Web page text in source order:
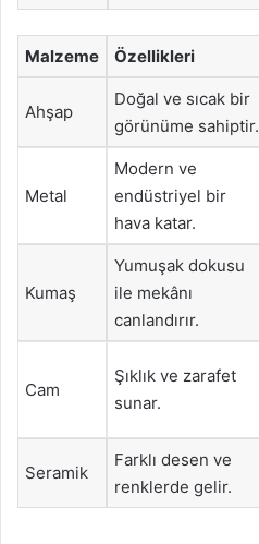
Malzeme Özellikleri
Ahşap
Doğal ve sıcak bir
görünüme sahiptir.
Metal
Modern ve
endüstriyel bir
hava katar.
Kumaş
Yumuşak dokusu
ile mekânı
canlandırır.
Cam
Şıklık ve zarafet
sunar.
Seramik
Farklı desen ve
renklerde gelir.